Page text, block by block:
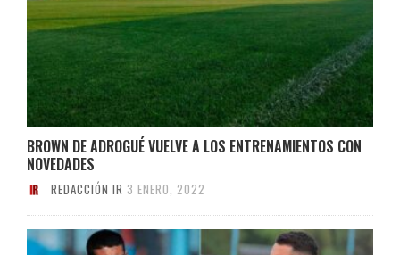
BROWN DE ADROGUÉ VUELVE A LOS ENTRENAMIENTOS CON
NOVEDADES
REDACCIÓN IR 3 ENERO, 2022